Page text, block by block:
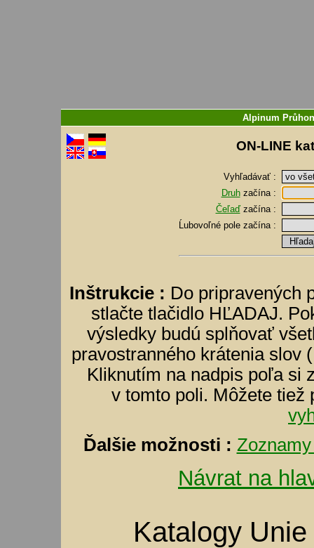
Alpinum
ON-LINE
Vyhľadávať :
Druh začína :
Čeľaď začína :
Ĺubovoľné pole začína :
Inštrukcie : Do pripravených
stlačte tlačidlo HĽADAJ.
výsledky budú splňovať
pravostranného krátenia slov
Kliknutím na nadpis poľa si
v tomto poli. Môžete
Ďalšie možnosti :
Návrat na
Katalogy